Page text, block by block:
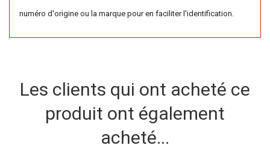
numéro d'origine ou la marque pour en faciliter l'identification.
Les clients qui ont acheté ce
produit ont également
acheté...